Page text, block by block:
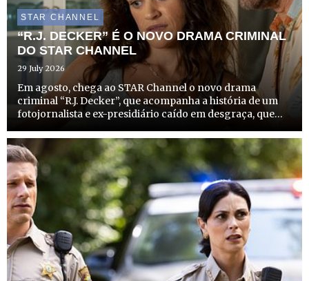
STAR CHANNEL
“R.J. DECKER” É O NOVO DRAMA CRIMINAL
DO STAR CHANNEL
29 July 2026
Em agosto, chega ao STAR Channel o novo drama
criminal “R.J. Decker”, que acompanha a história de um
fotojornalista e ex-presidiário caído em desgraça, que
solarengo e criminoso Sul da Flórida. A estreia desta
produção que com...